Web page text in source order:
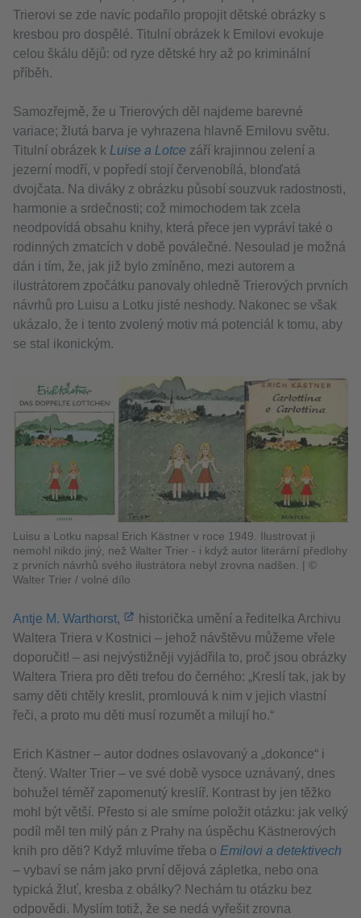
Trierovi se zde navíc podařilo propojit dětské obrázky s
kresbou pro dospělé. Titulní obrázek k Emilovi evokuje
celou škálu dějů: od ryze dětské hry až po kriminální
příběh.
Samozřejmě, že u Trierových děl najdeme barevné
variace; žlutá barva je vyhrazena hlavně Emilovu světu.
Titulní obrázek k Luise a Lotce září krajinnou zelení a
jezerní modří, v popředí stojí červenobílá, blonďatá
dvojčata. Na diváky z obrázku působí souzvuk radostnosti,
harmonie a srdečnosti; což mimochodem tak zcela
neodpovídá obsahu knihy, která přece jen vypráví také o
rodinných zmatcích v době poválečné. Nesoulad je možná
dán i tím, že, jak již bylo zmíněno, mezi autorem a
ilustrátorem zpočátku panovaly ohledně Trierových prvních
návrhů pro Luisu a Lotku jisté neshody. Nakonec se však
ukázalo, že i tento zvolený motiv má potenciál k tomu, aby
se stal ikonickým.
Luisu a Lotku napsal Erich Kästner v roce 1949. Ilustrovat ji
nemohl nikdo jiný, než Walter Trier - i když autor literární předlohy
z prvních návrhů svého ilustrátora nebyl zrovna nadšen. | ©
Walter Trier / volné dílo
Antje M. Warthorst,
historička umění a ředitelka Archivu
Waltera Triera v Kostnici – jehož návštěvu můžeme vřele
doporučit! – asi nejvýstižněji vyjádřila to, proč jsou obrázky
Waltera Triera pro děti trefou do černého: „Kreslí tak, jak by
samy děti chtěly kreslit, promlouvá k nim v jejich vlastní
řeči, a proto mu děti musí rozumět a milují ho.“
Erich Kästner – autor dodnes oslavovaný a „dokonce“ i
čtený. Walter Trier – ve své době vysoce uznávaný, dnes
bohužel téměř zapomenutý kreslíř. Kontrast by jen těžko
mohl být větší. Přesto si ale smíme položit otázku: jak velký
podíl měl ten milý pán z Prahy na úspěchu Kästnerových
knih pro děti? Když mluvíme třeba o Emilovi a detektivech
– vybaví se nám jako první dějová zápletka, nebo ona
typická žluť, kresba z obálky? Nechám tu otázku bez
odpovědi. Myslím totiž, že se nedá vyřešit zrovna